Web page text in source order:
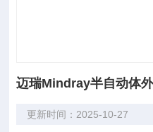
迈瑞Mindray半自动体
更新时间：2025-10-27